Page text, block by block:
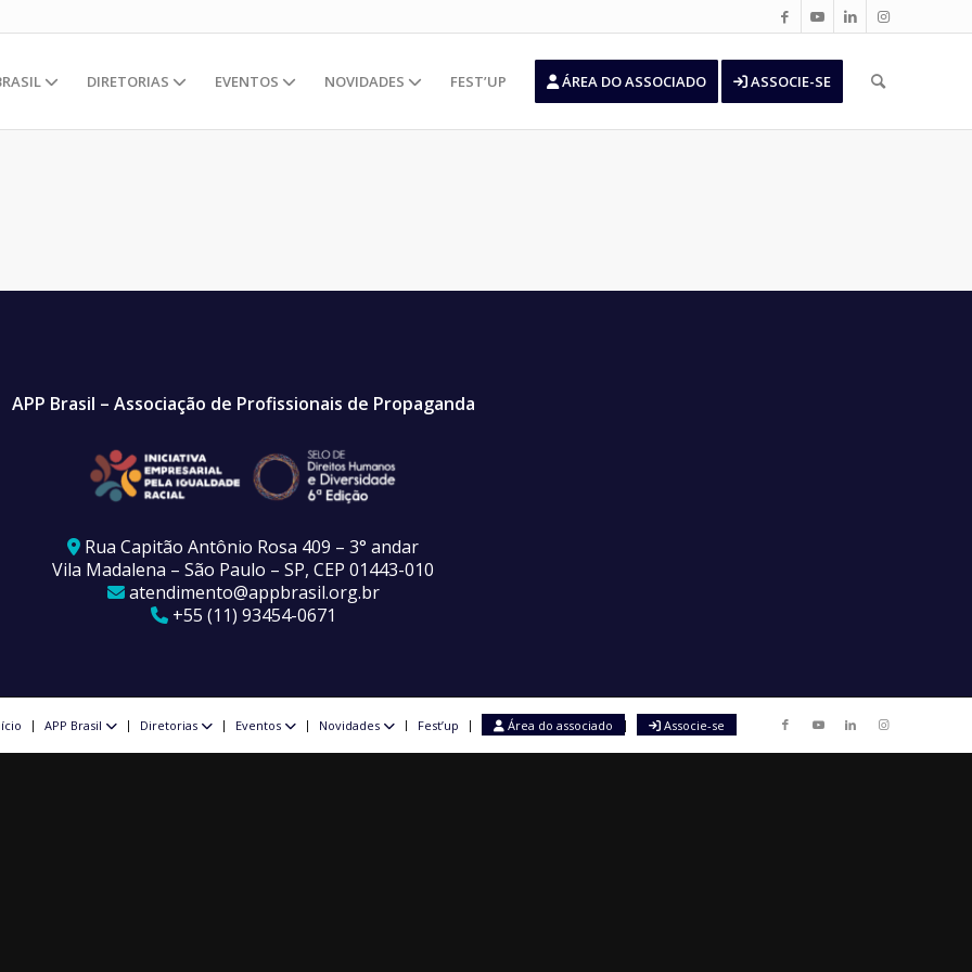
DIRETORIAS EVENTOS NOVIDADES FEST’UP ÁREA DO ASSOCIADO ASSOCIE-SE
APP Brasil – Associação de Profissionais de Propaganda
Rua Capitão Antônio Rosa 409 – 3° andar
Vila Madalena – São Paulo – SP, CEP 01443-010
atendimento@appbrasil.org.br
+55 (11) 93454-0671
APP Brasil Diretorias Eventos Novidades Fest’up Área do associado Associe-se